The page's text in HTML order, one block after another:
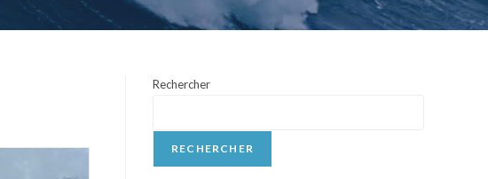
Rechercher
RECHERCHER